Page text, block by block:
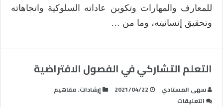
للمعارف والمهارات وتكوين عاداته السلوكية واتجاهاته
وتحقيق إنسانيته، وما من …
التعلم التشاركي في الفصول الافتراضية
سهى المستادي 2021/04/22 إرشادات,مفاهيم
التعليقات